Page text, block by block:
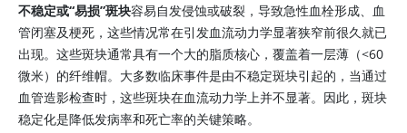
不稳定或“易损”斑块容易自发侵蚀或破裂，导致急性血栓形成、血
管闭塞及梗死，这些情况常在引发血流动力学显著狭窄前很久就已
出现。这些斑块通常具有一个大的脂质核心，覆盖着一层薄（<60
微米）的纤维帽。大多数临床事件是由不稳定斑块引起的，当通过
血管造影检查时，这些斑块在血流动力学上并不显著。因此，斑块
稳定化是降低发病率和死亡率的关键策略。